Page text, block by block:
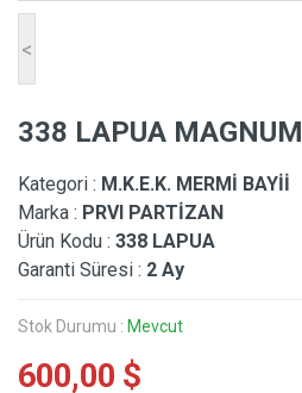
<
338 LAPUA MAGNUM
Kategori : M.K.E.K. MERMİ BAYİİ
Marka : PRVI PARTİZAN
Ürün Kodu : 338 LAPUA
Garanti Süresi : 2 Ay
Stok Durumu : Mevcut
600,00 $